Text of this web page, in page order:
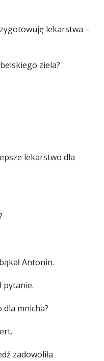
lekarstwa –
ziela?
lekarstwo dla
Antonin.
pytanie.
dla mnicha?
zadowoliła